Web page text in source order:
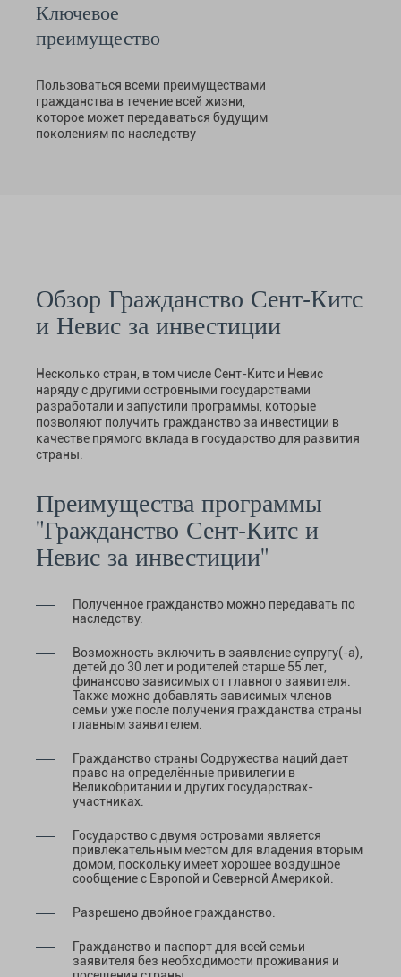
Ключевое
преимущество
Пользоваться всеми преимуществами
гражданства в течение всей жизни,
которое может передаваться будущим
поколениям по наследству
Обзор Гражданство Сент-Китс
и Невис за инвестиции
Несколько стран, в том числе Сент-Китс и Невис
наряду с другими островными государствами
разработали и запустили программы, которые
позволяют получить гражданство за инвестиции в
качестве прямого вклада в государство для развития
страны.
Преимущества программы
"Гражданство Сент-Китс и
Невис за инвестиции"
Полученное гражданство можно передавать по
наследству.
Возможность включить в заявление супругу(-а),
детей до 30 лет и родителей старше 55 лет,
финансово зависимых от главного заявителя.
Также можно добавлять зависимых членов
семьи уже после получения гражданства страны
главным заявителем.
Гражданство страны Содружества наций дает
право на определённые привилегии в
Великобритании и других государствах-
участниках.
Государство с двумя островами является
привлекательным местом для владения вторым
домом, поскольку имеет хорошее воздушное
сообщение с Европой и Северной Америкой.
Разрешено двойное гражданство.
Гражданство и паспорт для всей семьи
заявителя без необходимости проживания и